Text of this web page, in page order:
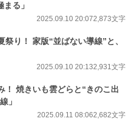
る」
2025.09.10 20:072,873文字
り！ 家版“並ばない導線”と、
2025.09.10 20:132,931文字
！ 焼きいも雲どらと“きのこ出
」
2025.09.11 08:062,682文字